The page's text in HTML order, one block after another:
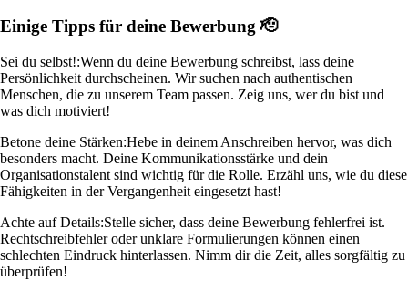
Einige Tipps für deine Bewerbung 🫡
Sei du selbst!:Wenn du deine Bewerbung schreibst, lass deine
Persönlichkeit durchscheinen. Wir suchen nach authentischen
Menschen, die zu unserem Team passen. Zeig uns, wer du bist und
was dich motiviert!
Betone deine Stärken:Hebe in deinem Anschreiben hervor, was dich
besonders macht. Deine Kommunikationsstärke und dein
Organisationstalent sind wichtig für die Rolle. Erzähl uns, wie du diese
Fähigkeiten in der Vergangenheit eingesetzt hast!
Achte auf Details:Stelle sicher, dass deine Bewerbung fehlerfrei ist.
Rechtschreibfehler oder unklare Formulierungen können einen
schlechten Eindruck hinterlassen. Nimm dir die Zeit, alles sorgfältig zu
überprüfen!